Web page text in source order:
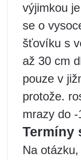
výjimkou
se o
šťovíku s
až 30 cm
pouze v
protože.
mrazy do -
Termíny
Na